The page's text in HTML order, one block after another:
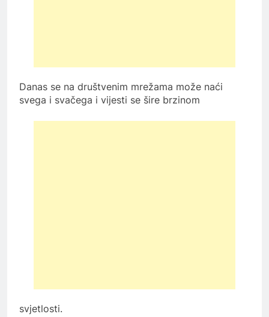
Danas se na društvenim mrežama može naći
svega i svačega i vijesti se šire brzinom
svjetlosti.